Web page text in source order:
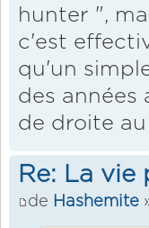
hunter ",
c'est
qu'un
des années
de droite
Re: La
de Hashemite